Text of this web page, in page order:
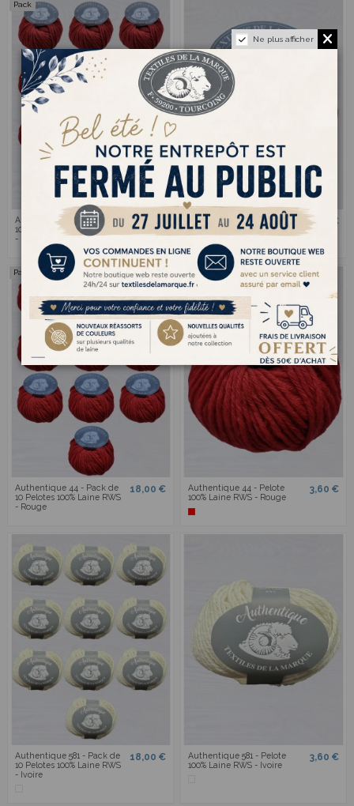
Pack
Authentique 42 - Pack de
10 Pelotes 100% Laine RWS
-
18,00 €
Authentique 42 - Pelote
100% Laine RWS - Bordeaux
3,60 €
Pack
Authentique 44 - Pack de
10 Pelotes 100% Laine RWS
- Rouge
18,00 €
Authentique 44 - Pelote
100% Laine RWS - Rouge
3,60 €
Authentique 581 - Pack de
10 Pelotes 100% Laine RWS
- Ivoire
18,00 €
Authentique 581 - Pelote
100% Laine RWS - Ivoire
3,60 €
Ne plus afficher